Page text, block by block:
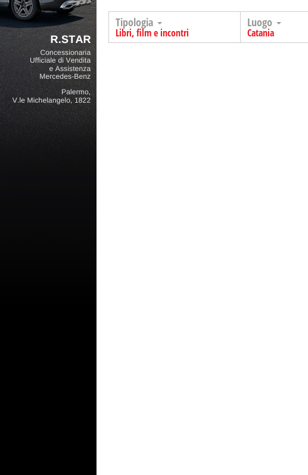
Tipologia
Libri, film e incontri
Luogo
Catania